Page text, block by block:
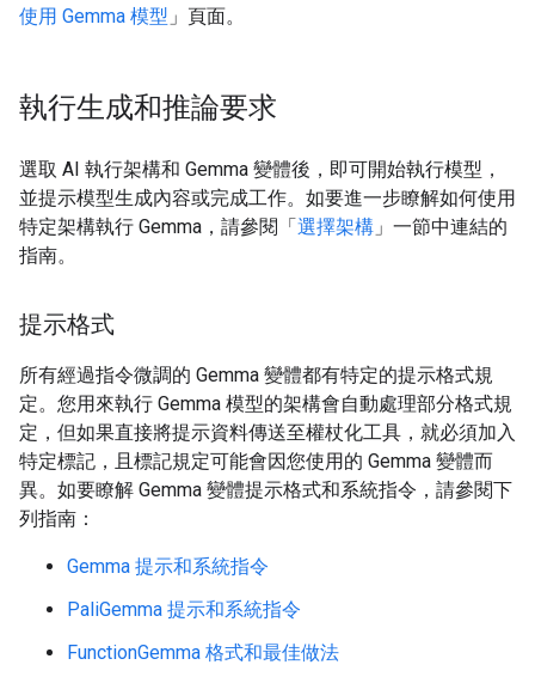
使用 Gemma 模型 」頁面。
執行生成和推論要求
選取 AI 執行架構和 Gemma 變體後，即可開始執行模型，
並提示模型生成內容或完成工作。如要進一步瞭解如何使用
特定架構執行 Gemma，請參閱「選擇架構 」一節中連結的
指南。
提示格式
所有經過指令微調的 Gemma 變體都有特定的提示格式規
定。您用來執行 Gemma 模型的架構會自動處理部分格式規
定，但如果直接將提示資料傳送至權杖化工具，就必須加入
特定標記，且標記規定可能會因您使用的 Gemma 變體而
異。如要瞭解 Gemma 變體提示格式和系統指令，請參閱下
列指南：
Gemma 提示和系統指令
PaliGemma 提示和系統指令
FunctionGemma 格式和最佳做法